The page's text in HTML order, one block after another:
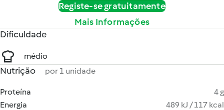
Registe-se gratuitamente
Mais Informações
Dificuldade
médio
Nutrição por 1 unidade
Proteína
4 g
Energia
489 kJ / 117 kcal